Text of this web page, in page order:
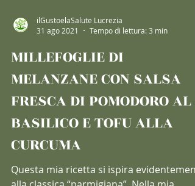
31 ago 2021
Tempo di lettura: 3 min
MILLEFOGLIE DI
MELANZANE CON SALSA
FRESCA DI POMODORO AL
BASILICO E TOFU ALLA
CURCUMA